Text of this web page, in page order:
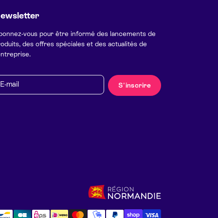
vous pour être informé des lancements de
des offres spéciales et des actualités de
S'inscrire